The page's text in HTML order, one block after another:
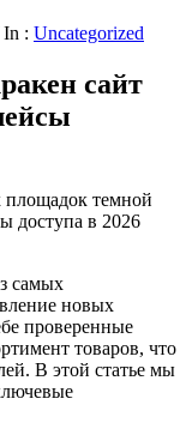
In : Uncategorized
сайт
площадок темной
доступа в 2026
самых
новых
проверенные
товаров, что
В этой статье мы